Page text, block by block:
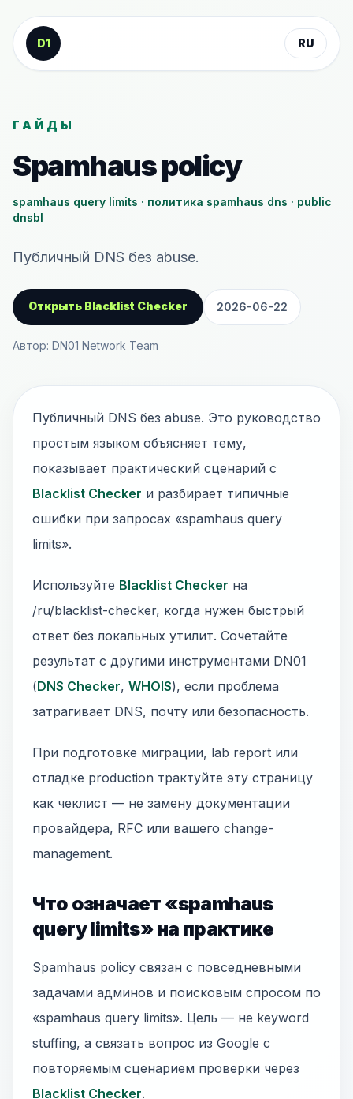
К содержанию
D1
RU
ГАЙДЫ
Spamhaus policy
spamhaus query limits · политика spamhaus dns · public
dnsbl
Публичный DNS без abuse.
Открыть Blacklist Checker 2026-06-22
Автор: DN01 Network Team
Публичный DNS без abuse. Это руководство
простым языком объясняет тему,
показывает практический сценарий с
Blacklist Checker и разбирает типичные
ошибки при запросах «spamhaus query
limits».
Используйте Blacklist Checker на
/ru/blacklist-checker, когда нужен быстрый
ответ без локальных утилит. Сочетайте
результат с другими инструментами DN01
(DNS Checker, WHOIS), если проблема
затрагивает DNS, почту или безопасность.
При подготовке миграции, lab report или
отладке production трактуйте эту страницу
как чеклист — не замену документации
провайдера, RFC или вашего change-
management.
Что означает «spamhaus
query limits» на практике
Spamhaus policy связан с повседневными
задачами админов и поисковым спросом по
«spamhaus query limits». Цель — не keyword
stuffing, а связать вопрос из Google с
повторяемым сценарием проверки через
Blacklist Checker.